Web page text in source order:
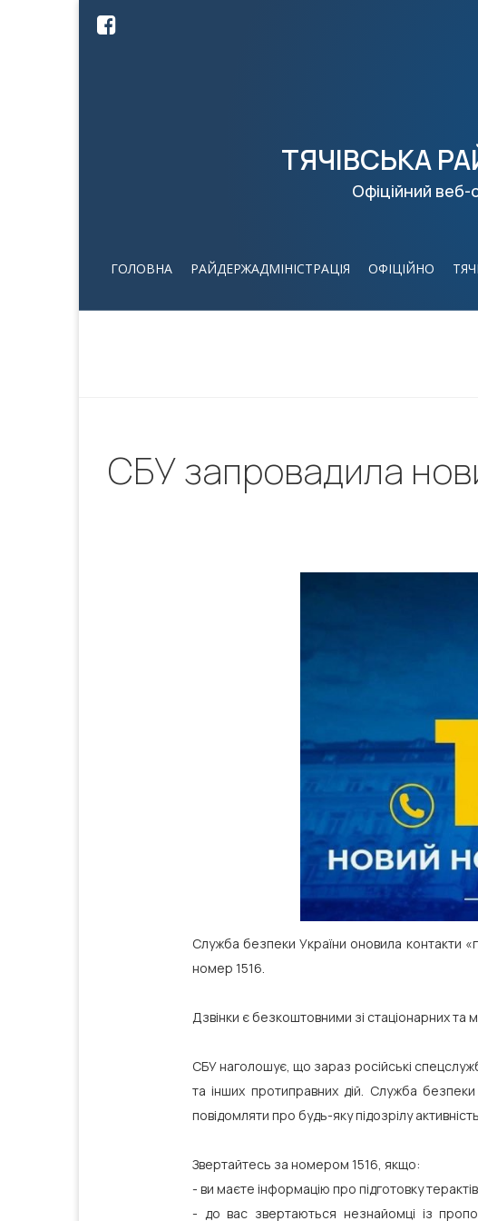
ТЯЧІВСЬКА
Офіційний веб-
ГОЛОВНА РАЙДЕРЖАДМІНІСТРАЦІЯ ОФІЦІЙНО
СБУ запровадила
Служба безпеки України оновила контакти
номер 1516.
Дзвінки є безкоштовними зі стаціонарних та
СБУ наголошує, що зараз російські
та інших протиправних дій. Служба
повідомляти про будь-яку підозрілу
Звертайтесь за номером 1516, якщо:
- ви маєте інформацію про підготовку
- до вас звертаються незнайомці із